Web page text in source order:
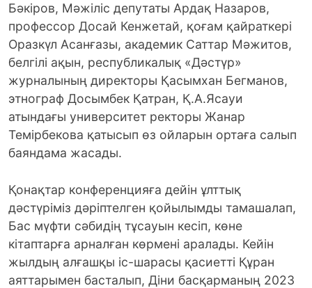
Бәкіров, Мәжіліс депутаты Ардақ Назаров,
профессор Досай Кенжетай, қоғам қайраткері
Оразкүл Асанғазы, академик Саттар Мәжитов,
белгілі ақын, республикалық «Дәстүр»
журналының директоры Қасымхан Бегманов,
этнограф Досымбек Қатран, Қ.А.Ясауи
атындағы университет ректоры Жанар
Темірбекова қатысып өз ойларын ортаға салып
баяндама жасады.
Қонақтар конференцияға дейін ұлттық
дәстүріміз дәріптелген қойылымды тамашалап,
Бас мүфти сәбидің тұсауын кесіп, көне
кітаптарға арналған көрмені аралады. Кейін
жылдың алғашқы іс-шарасы қасиетті Құран
аяттарымен басталып, Діни басқарманың 2023